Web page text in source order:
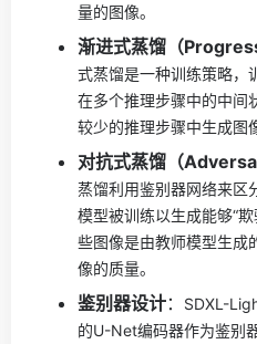
量的图像。
渐进式蒸馏（
式蒸馏是一种训练策略，
在多个推理步骤中的中间
较少的推理步骤中生成图
对抗式蒸馏（
蒸馏利用鉴别器网络来区
模型被训练以生成能够“
些图像是由教师模型生成
像的质量。
鉴别器设计：
SDXL-
的U-Net编码器作为鉴别